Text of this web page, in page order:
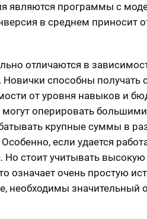
являются программы с
в среднем приносит
отличаются в
способны получать
от уровня навыков и
оперировать большими
крупные суммы в
если удается
Но стоит учитывать высокую
означает очень простую
необходимы значительный